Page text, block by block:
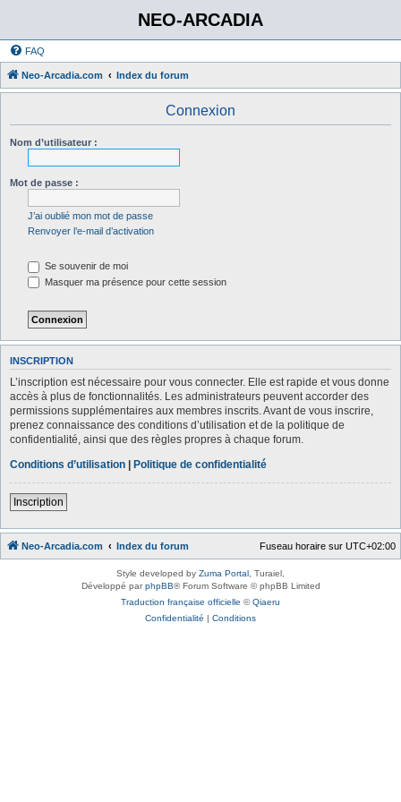
NEO-ARCADIA
FAQ
Neo-Arcadia.com Index du forum
Connexion
Nom d’utilisateur :
Mot de passe :
J’ai oublié mon mot de passe
Renvoyer l’e-mail d’activation
Se souvenir de moi
Masquer ma présence pour cette session
INSCRIPTION
L’inscription est nécessaire pour vous connecter. Elle est rapide et vous donne
accès à plus de fonctionnalités. Les administrateurs peuvent accorder des
permissions supplémentaires aux membres inscrits. Avant de vous inscrire,
prenez connaissance des conditions d’utilisation et de la politique de
confidentialité, ainsi que des règles propres à chaque forum.
Conditions d’utilisation | Politique de confidentialité
Inscription
Neo-Arcadia.com Index du forum Fuseau horaire sur UTC+02:00
Style developed by Zuma Portal , Turaiel,
Développé parphpBB® Forum Software © phpBB Limited
Traduction française officielle ©Qiaeru
Confidentialité | Conditions